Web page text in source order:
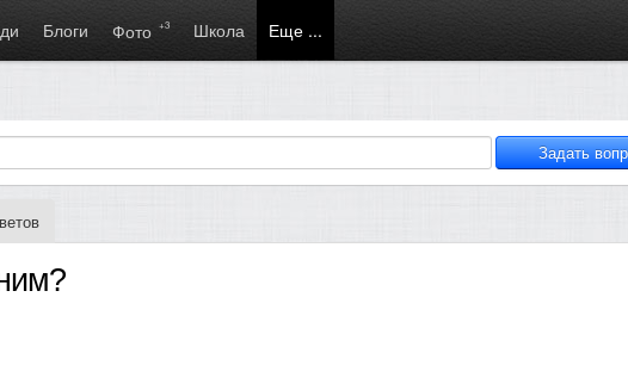
Блоги Фото +3 Школа Еще ...